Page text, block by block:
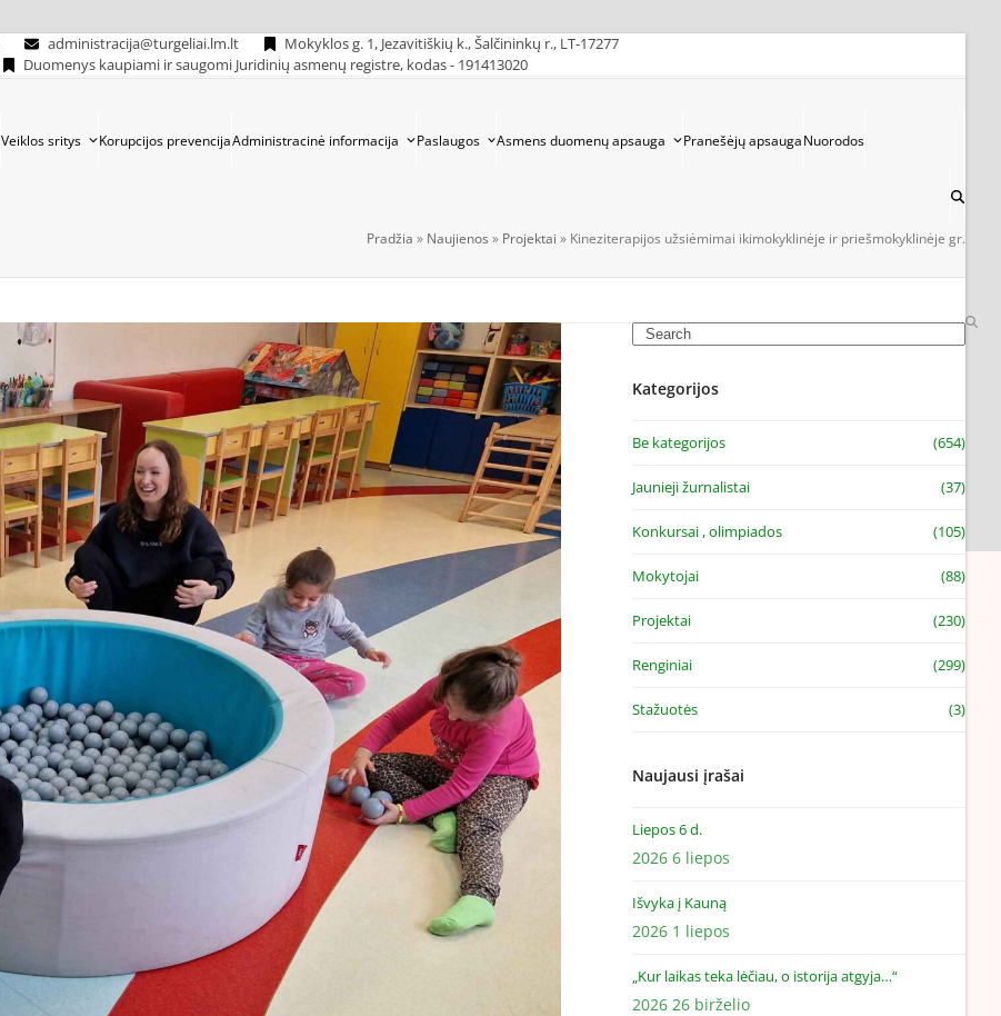
administracija@turgeliai.lm.lt
Mokyklos g. 1, Jezavitiškių k., Šalčininkų r., LT-17277
Duomenys kaupiami ir saugomi Juridinių asmenų registre, kodas - 191413020
Veiklos sritys Korupcijos prevencijaAdministracinė informacija Paslaugos Asmens duomenų apsauga Pranešėjų apsaugaNuorodos
Pradžia » Naujienos » Projektai » Kineziterapijos užsiėmimai ikimokyklinėje ir priešmokyklinėje gr.
Search
Kategorijos
Be kategorijos (654)
Jaunieji žurnalistai (37)
Konkursai , olimpiados (105)
Mokytojai (88)
Projektai (230)
Renginiai (299)
Stažuotės (3)
Naujausi įrašai
Liepos 6 d.
2026 6 liepos
Išvyka į Kauną
2026 1 liepos
„Kur laikas teka lėčiau, o istorija atgyja…“
2026 26 birželio